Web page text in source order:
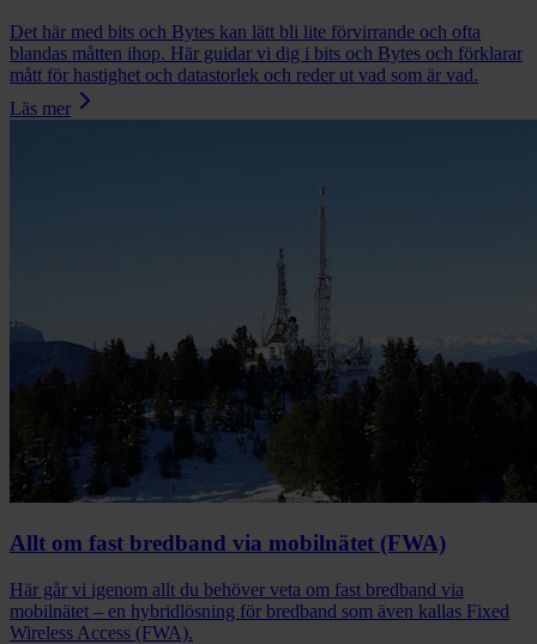
Det här med bits och Bytes kan lätt bli lite förvirrande och ofta
blandas måtten ihop. Här guidar vi dig i bits och Bytes och förklarar
mått för hastighet och datastorlek och reder ut vad som är vad.
Läs mer
Allt om fast bredband via mobilnätet (FWA)
Här går vi igenom allt du behöver veta om fast bredband via
mobilnätet – en hybridlösning för bredband som även kallas Fixed
Wireless Access (FWA).